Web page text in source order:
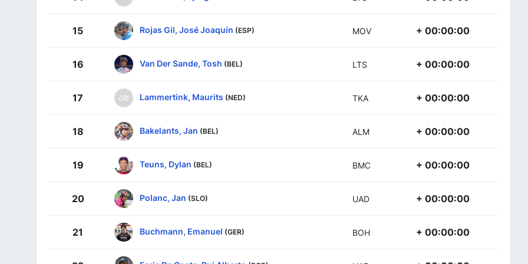
15 Rojas Gil, José Joaquín (ESP) MOV + 00:00:00
16 Van Der Sande, Tosh (BEL) LTS + 00:00:00
17 Lammertink, Maurits (NED) TKA + 00:00:00
18 Bakelants, Jan (BEL) ALM + 00:00:00
19 Teuns, Dylan (BEL) BMC + 00:00:00
20 Polanc, Jan (SLO) UAD + 00:00:00
21 Buchmann, Emanuel (GER) BOH + 00:00:00